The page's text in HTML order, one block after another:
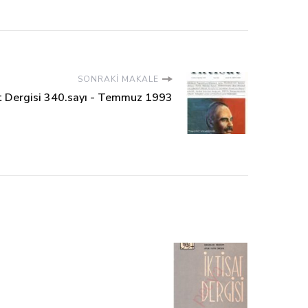
SONRAKI MAKALE
340.sayı - Temmuz 1993